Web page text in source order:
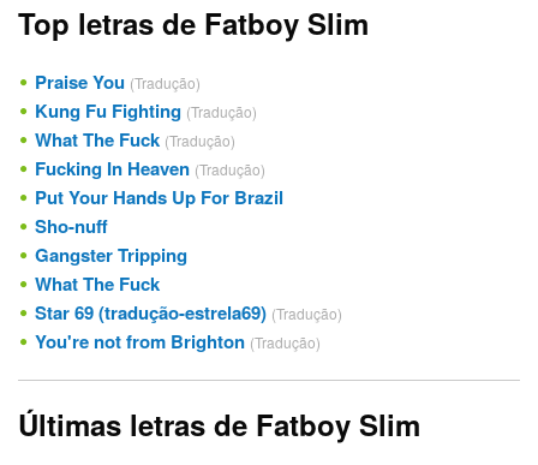
Top letras de Fatboy Slim
Praise You (Tradução)
Kung Fu Fighting (Tradução)
What The Fuck (Tradução)
Fucking In Heaven (Tradução)
Put Your Hands Up For Brazil
Sho-nuff
Gangster Tripping
What The Fuck
Star 69 (tradução-estrela69) (Tradução)
You're not from Brighton (Tradução)
Últimas letras de Fatboy Slim